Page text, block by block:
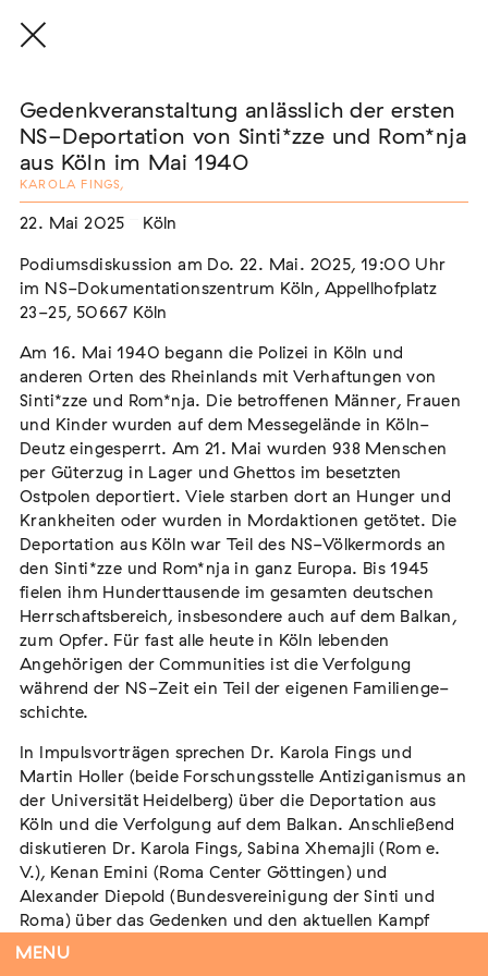
MENU
THE THREAD THAT HOLDS / DER FADEN,
DER HÄLT
Augsburg
Der Weg der Sinti und Roma
Extern
02. August 2026 - 16. August 2026 Darmstadt
Flucht – Internierung – Deportation –
Vernichtung
07. August 2026 Darmstadt
Tag der Menschlichkeit Verband Deutscher
Sinti und Roma, Landesverband Rheinland-
Pfalz nimmt teil
Extern
22. August 2026 Landau in der Pfalz
Gedenkveranstaltung anlässlich der ersten
NS-Deportation von Sinti*zze und Rom*nja
aus Köln im Mai 1940
KAROLA FINGS ,
22. Mai 2025 Köln
Podiumsdiskussion am Do. 22. Mai. 2025, 19:00 Uhr
im NS-Dokumentationszentrum Köln, Appellhofplatz
23-25, 50667 Köln
Am 16. Mai 1940 begann die Polizei in Köln und
anderen Orten des Rheinlands mit Verhaftungen von
Sinti*zze und Rom*nja. Die betroffe­nen Männer, Frauen
und Kinder wurden auf dem Messegelände in Köln-
Deutz eingesperrt. Am 21. Mai wurden 938 Menschen
per Güter­zug in Lager und Ghettos im besetz­ten
Ostpolen deportiert. Viele starben dort an Hunger und
Krank­heiten oder wurden in Mordaktionen getötet. Die
Deportation aus Köln war Teil des NS-Völkermords an
den Sinti*zze und Rom*nja in ganz Europa. Bis 1945
fielen ihm Hundert­tausende im gesamten deutschen
Herrschaftsbereich, insbesondere auch auf dem Balkan,
zum Opfer. Für fast alle heute in Köln lebenden
Angehörigen der Communities ist die Verfolgung
während der NS-Zeit ein Teil der eigenen Familienge­
schichte.
In Impulsvorträgen sprechen Dr. Karola Fings und
Martin Holler (beide Forschungsstelle Antiziganismus an
der Universität Heidel­berg) über die Deportation aus
Köln und die Verfolgung auf dem Balkan. Anschließend
diskutieren Dr. Karola Fings, Sabina Xhemajli (Rom e.
V.), Kenan Emini (Roma Center Göttin­gen) und
Alexander Diepold (Bundes­vereinigung der Sinti und
Roma) über das Gedenken und den aktuellen Kampf
gegen Rassismus. Modera­tion: Çiler Firtina.